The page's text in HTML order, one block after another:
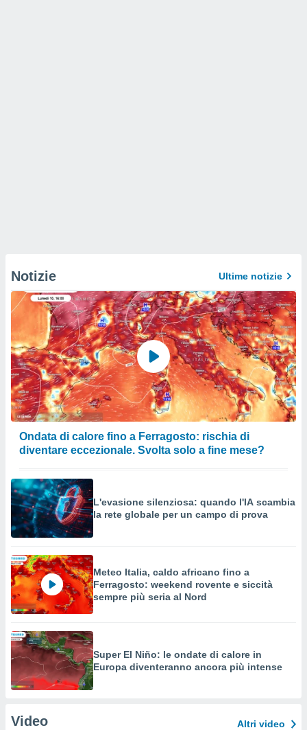
Notizie Ultime notizie
Ondata di calore fino a Ferragosto: rischia di
diventare eccezionale. Svolta solo a fine mese?
L'evasione silenziosa: quando l'IA scambia
la rete globale per un campo di prova
Meteo Italia, caldo africano fino a
Ferragosto: weekend rovente e siccità
sempre più seria al Nord
Super El Niño: le ondate di calore in
Europa diventeranno ancora più intense
Video Altri video